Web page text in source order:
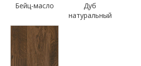
Бейц-масло
Дуб
натуральный